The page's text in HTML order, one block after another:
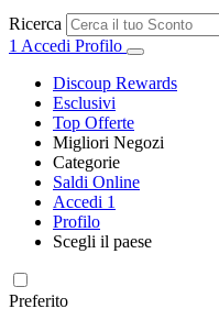
Ricerca
1 Accedi Profilo
Discoup Rewards
Esclusivi
Top Offerte
Migliori Negozi
SHEIN
Categorie
Elettronica e
Saldi Online
Accedi 1
Profilo
Scegli il paese
Preferito